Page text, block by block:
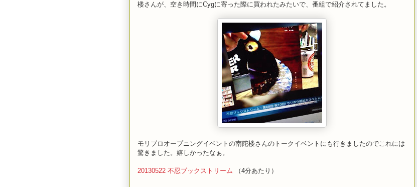
楼さんが、空き時間にCygに寄った際に買われたみたいで、番組で紹介されてました。
モリブロオープニングイベントの南陀楼さんのトークイベントにも行きましたのでこれには
驚きました。嬉しかったなぁ。
20130522 不忍ブックストリーム （4分あたり）